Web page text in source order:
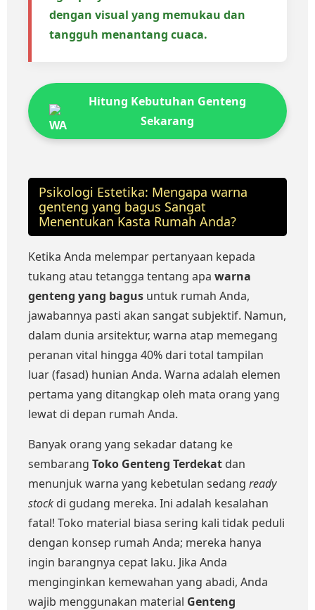
dengan visual yang memukau dan
tangguh menantang cuaca.
Hitung Kebutuhan Genteng
Sekarang
Psikologi Estetika: Mengapa warna
genteng yang bagus Sangat
Menentukan Kasta Rumah Anda?
Ketika Anda melempar pertanyaan kepada
tukang atau tetangga tentang apa warna
genteng yang bagus untuk rumah Anda,
jawabannya pasti akan sangat subjektif. Namun,
dalam dunia arsitektur, warna atap memegang
peranan vital hingga 40% dari total tampilan
luar (fasad) hunian Anda. Warna adalah elemen
pertama yang ditangkap oleh mata orang yang
lewat di depan rumah Anda.
Banyak orang yang sekadar datang ke
sembarang Toko Genteng Terdekat dan
menunjuk warna yang kebetulan sedang ready
stock di gudang mereka. Ini adalah kesalahan
fatal! Toko material biasa sering kali tidak peduli
dengan konsep rumah Anda; mereka hanya
ingin barangnya cepat laku. Jika Anda
menginginkan kemewahan yang abadi, Anda
wajib menggunakan material Genteng